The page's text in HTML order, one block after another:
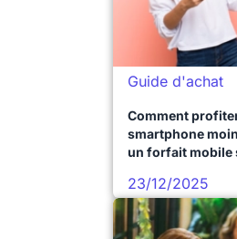
Guide d'achat
Comment
smartphone
un forfait mobile
23/12/2025